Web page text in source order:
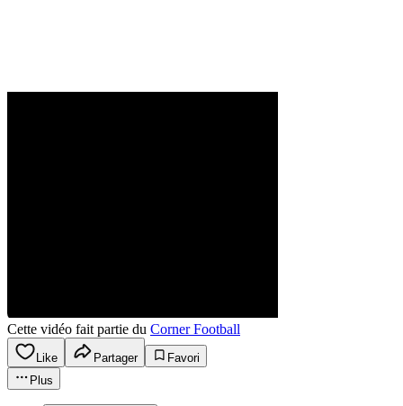
Cette vidéo fait partie du Corner Football
Like Partager
Favori
Plus